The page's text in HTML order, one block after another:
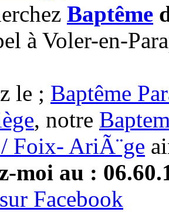
Baptême
à Voler-en-
le ; Baptême
, notre
Foix- AriÃ¨ge
moi au :
Facebook